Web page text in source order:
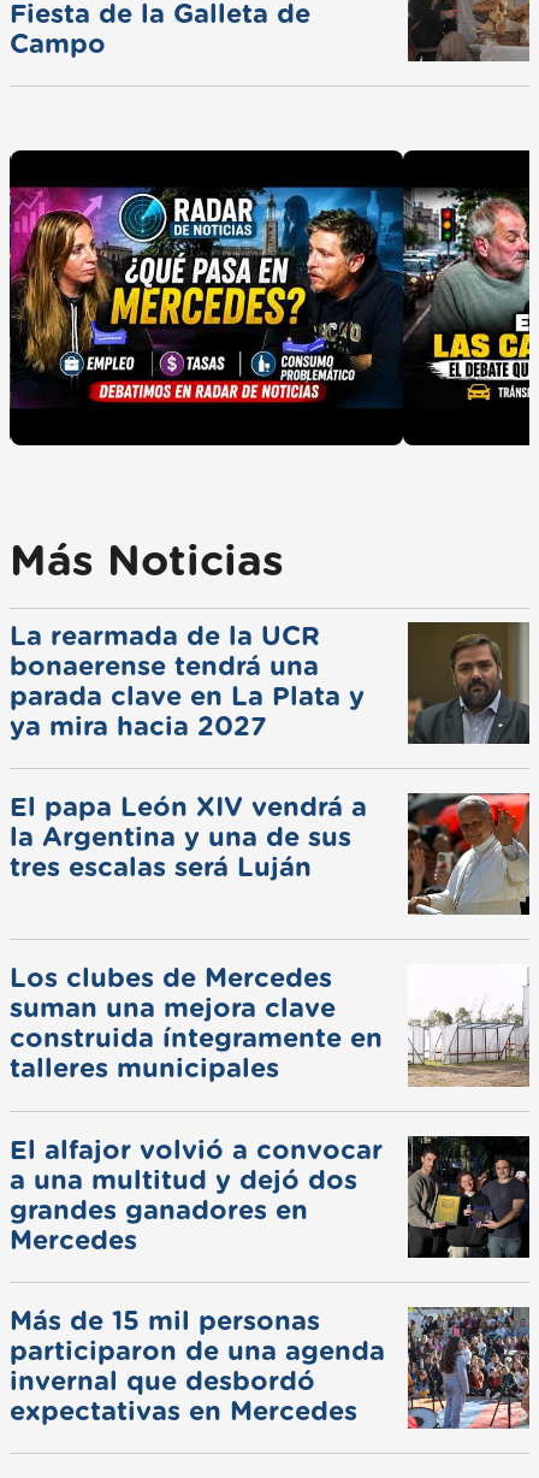
Fiesta de la Galleta de
Campo
Más Noticias
La rearmada de la UCR
bonaerense tendrá una
parada clave en La Plata y
ya mira hacia 2027
El papa León XIV vendrá a
la Argentina y una de sus
tres escalas será Luján
Los clubes de Mercedes
suman una mejora clave
construida íntegramente en
talleres municipales
El alfajor volvió a convocar
a una multitud y dejó dos
grandes ganadores en
Mercedes
Más de 15 mil personas
participaron de una agenda
invernal que desbordó
expectativas en Mercedes